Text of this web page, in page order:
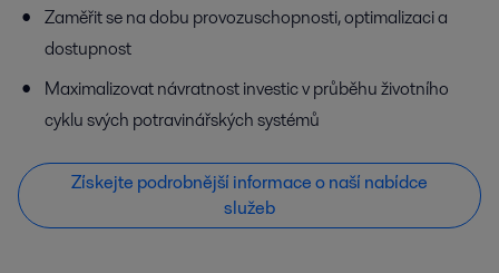
Zaměřit se na dobu provozuschopnosti, optimalizaci a
dostupnost
Maximalizovat návratnost investic v průběhu životního
cyklu svých potravinářských systémů
Získejte podrobnější informace o naší nabídce
služeb